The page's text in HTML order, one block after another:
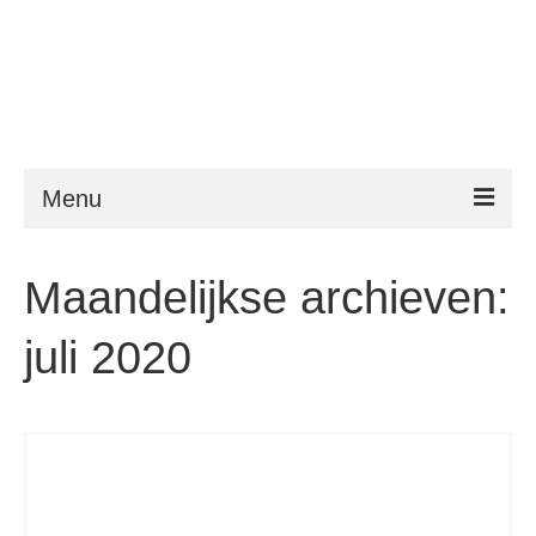
Menu
Vereisten
Maandelijkse archieven:
juli 2020